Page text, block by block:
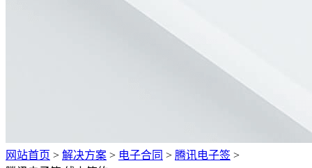
网站首页 > 解决方案 > 电子合同 > 腾讯电子签 >